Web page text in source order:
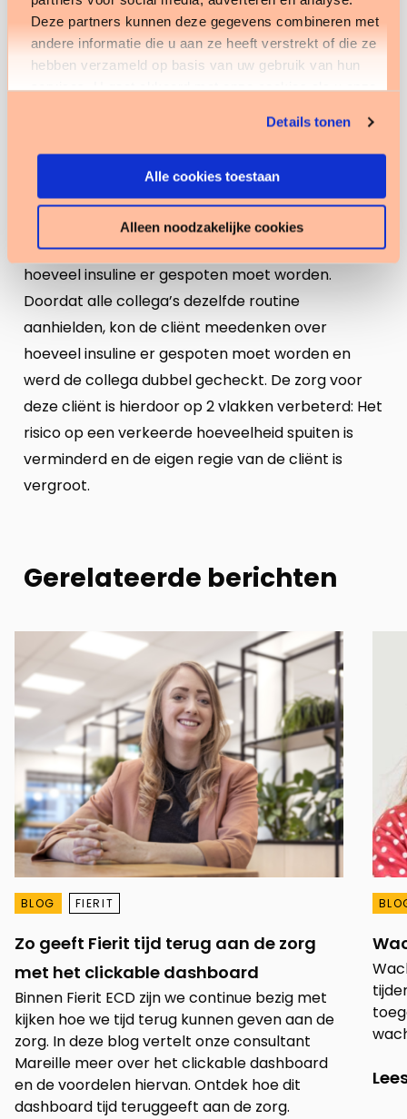
Deze partners kunnen deze gegevens combineren met
andere informatie die u aan ze heeft verstrekt of die ze
hebben verzameld op basis van uw gebruik van hun
services. U gaat akkoord met onze cookies als u onze
Details tonen
Alle cookies toestaan
Alleen noodzakelijke cookies
voorkomen.
Leren van incidenten
In mijn geval met het insuline incident bleek ik niet
de enige collega te zijn waarbij deze situatie bij
team gekeken hoe beide situaties zijn ontstaan en
hebben uiteindelijk een routine vastgelegd die wij
bij de cliënt volgen. We hebben gekozen om
allemaal bewust na te vragen aan de cliënt
hoeveel insuline er gespoten moet worden.
Doordat alle collega’s dezelfde routine
aanhielden, kon de cliënt meedenken over
hoeveel insuline er gespoten moet worden en
werd de collega dubbel gecheckt. De zorg voor
deze cliënt is hierdoor op 2 vlakken verbeterd: Het
risico op een verkeerde hoeveelheid spuiten is
verminderd en de eigen regie van de cliënt is
vergroot.
Gerelateerde berichten
BLOG FIERIT
Zo geeft Fierit tijd terug aan de zorg
met het clickable dashboard
Binnen Fierit ECD zijn we continue bezig met
kijken hoe we tijd terug kunnen geven aan de
zorg. In deze blog vertelt onze consultant
Mareille meer over het clickable dashboard
en de voordelen hiervan. Ontdek hoe dit
dashboard tijd teruggeeft aan de zorg.